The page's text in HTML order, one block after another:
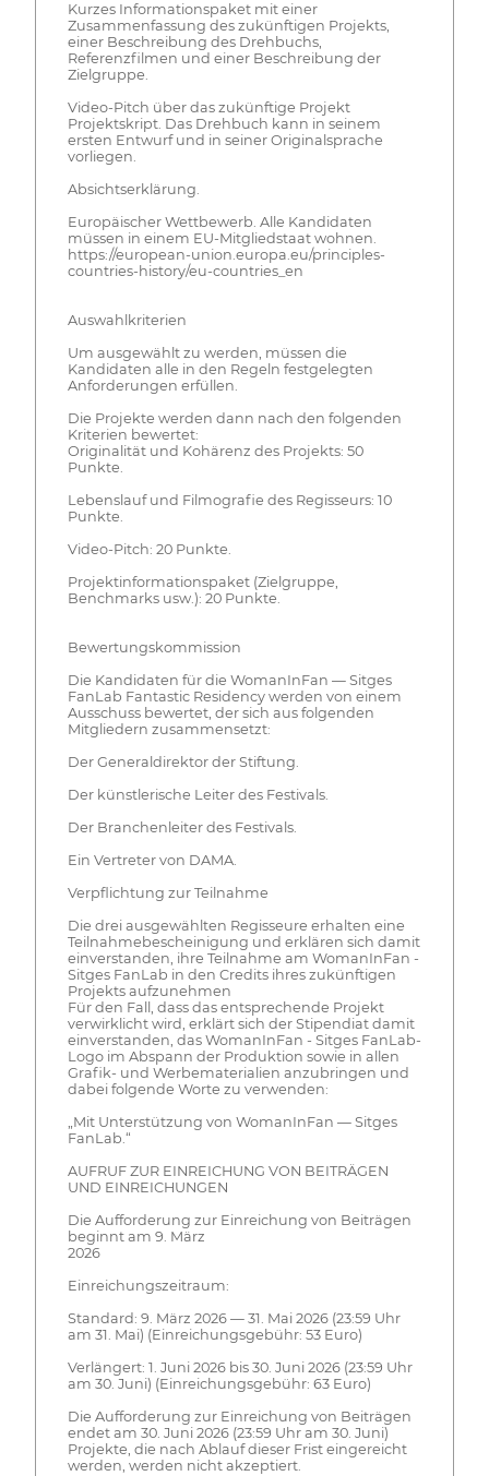
Kurzes Informationspaket mit einer
Zusammenfassung des zukünftigen Projekts,
einer Beschreibung des Drehbuchs,
Referenzfilmen und einer Beschreibung der
Zielgruppe.
Video-Pitch über das zukünftige Projekt
Projektskript. Das Drehbuch kann in seinem
ersten Entwurf und in seiner Originalsprache
vorliegen.
Absichtserklärung.
Europäischer Wettbewerb. Alle Kandidaten
müssen in einem EU-Mitgliedstaat wohnen.
https://european-union.europa.eu/principles-
countries-history/eu-countries_en
Auswahlkriterien
Um ausgewählt zu werden, müssen die
Kandidaten alle in den Regeln festgelegten
Anforderungen erfüllen.
Die Projekte werden dann nach den folgenden
Kriterien bewertet:
Originalität und Kohärenz des Projekts: 50
Punkte.
Lebenslauf und Filmografie des Regisseurs: 10
Punkte.
Video-Pitch: 20 Punkte.
Projektinformationspaket (Zielgruppe,
Benchmarks usw.): 20 Punkte.
Bewertungskommission
Die Kandidaten für die WomanInFan — Sitges
FanLab Fantastic Residency werden von einem
Ausschuss bewertet, der sich aus folgenden
Mitgliedern zusammensetzt:
Der Generaldirektor der Stiftung.
Der künstlerische Leiter des Festivals.
Der Branchenleiter des Festivals.
Ein Vertreter von DAMA.
Verpflichtung zur Teilnahme
Die drei ausgewählten Regisseure erhalten eine
Teilnahmebescheinigung und erklären sich damit
einverstanden, ihre Teilnahme am WomanInFan -
Sitges FanLab in den Credits ihres zukünftigen
Projekts aufzunehmen
Für den Fall, dass das entsprechende Projekt
verwirklicht wird, erklärt sich der Stipendiat damit
einverstanden, das WomanInFan - Sitges FanLab-
Logo im Abspann der Produktion sowie in allen
Grafik- und Werbematerialien anzubringen und
dabei folgende Worte zu verwenden:
„Mit Unterstützung von WomanInFan — Sitges
FanLab.“
AUFRUF ZUR EINREICHUNG VON BEITRÄGEN
UND EINREICHUNGEN
Die Aufforderung zur Einreichung von Beiträgen
beginnt am 9. März
2026
Einreichungszeitraum:
Standard: 9. März 2026 — 31. Mai 2026 (23:59 Uhr
am 31. Mai) (Einreichungsgebühr: 53 Euro)
Verlängert: 1. Juni 2026 bis 30. Juni 2026 (23:59 Uhr
am 30. Juni) (Einreichungsgebühr: 63 Euro)
Die Aufforderung zur Einreichung von Beiträgen
endet am 30. Juni 2026 (23:59 Uhr am 30. Juni)
Projekte, die nach Ablauf dieser Frist eingereicht
werden, werden nicht akzeptiert.